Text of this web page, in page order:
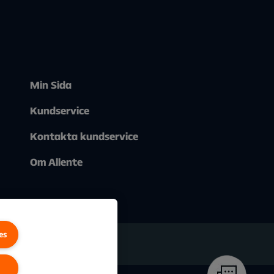
Min Sida
Kundservice
Kontakta kundservice
Om Allente